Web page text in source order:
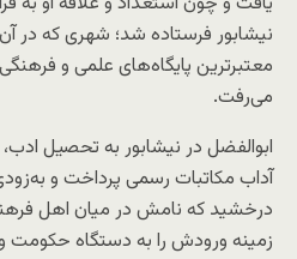
نیشابور فرستاده شد؛ شهری که در آن
معتبرترین پایگاه‌های علمی و
می‌رفت.
ابوالفضل در نیشابور به تحصیل ادب،
آداب مکاتبات رسمی پرداخت و
درخشید که نامش در میان اهل
زمینه ورودش را به دستگاه حکومت